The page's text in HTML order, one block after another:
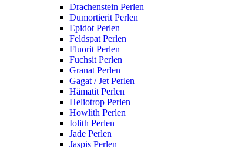
Drachenstein Perlen
Dumortierit Perlen
Epidot Perlen
Feldspat Perlen
Fluorit Perlen
Fuchsit Perlen
Granat Perlen
Gagat / Jet Perlen
Hämatit Perlen
Heliotrop Perlen
Howlith Perlen
Iolith Perlen
Jade Perlen
Jaspis Perlen